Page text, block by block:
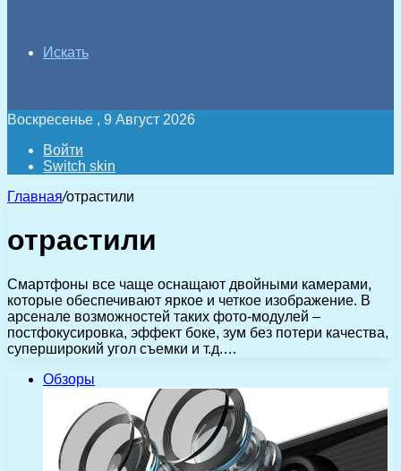
Искать
Воскресенье , 9 Август 2026
Войти
Switch skin
Главная/отрастили
отрастили
Смартфоны все чаще оснащают двойными камерами,
которые обеспечивают яркое и четкое изображение. В
арсенале возможностей таких фото-модулей –
постфокусировка, эффект боке, зум без потери качества,
суперширокий угол съемки и т.д.…
Обзоры